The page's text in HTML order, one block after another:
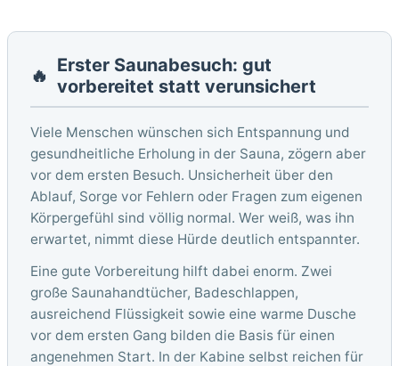
🔥 Erster Saunabesuch: gut
vorbereitet statt verunsichert
Viele Menschen wünschen sich Entspannung und
gesundheitliche Erholung in der Sauna, zögern aber
vor dem ersten Besuch. Unsicherheit über den
Ablauf, Sorge vor Fehlern oder Fragen zum eigenen
Körpergefühl sind völlig normal. Wer weiß, was ihn
erwartet, nimmt diese Hürde deutlich entspannter.
Eine gute Vorbereitung hilft dabei enorm. Zwei
große Saunahandtücher, Badeschlappen,
ausreichend Flüssigkeit sowie eine warme Dusche
vor dem ersten Gang bilden die Basis für einen
angenehmen Start. In der Kabine selbst reichen für